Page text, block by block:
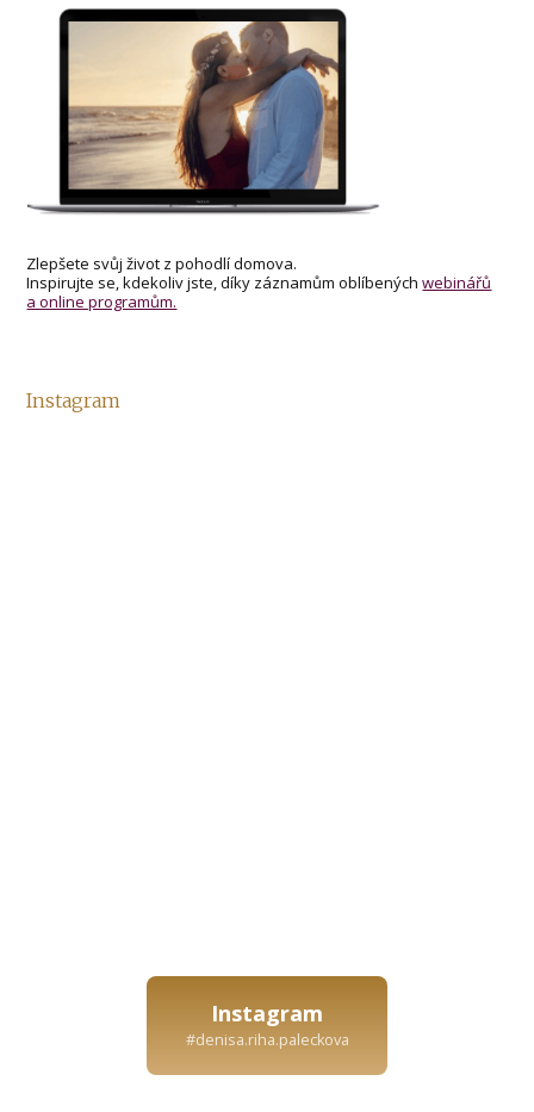
Zlepšete svůj život z pohodlí domova.
Inspirujte se, kdekoliv jste, díky záznamům oblíbenýchwebinářů
a online programům.
Instagram
Instagram
#denisa.riha.paleckova